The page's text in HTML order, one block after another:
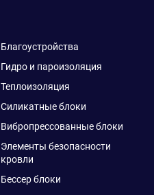
Благоустройства
Гидро и пароизоляция
Теплоизоляция
Силикатные блоки
Вибропрессованные блоки
Элементы безопасности
кровли
Бессер блоки